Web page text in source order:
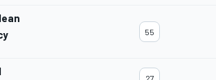
55
27